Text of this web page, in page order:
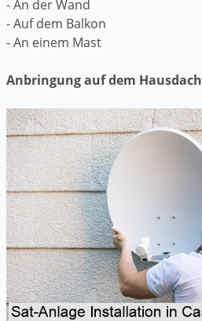
- An der Wand
- Auf dem Balkon
- An einem Mast
Anbringung auf dem Hausdach